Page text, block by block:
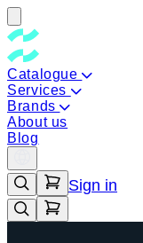
Catalogue
Services
Brands
About us
Blog
Sign in